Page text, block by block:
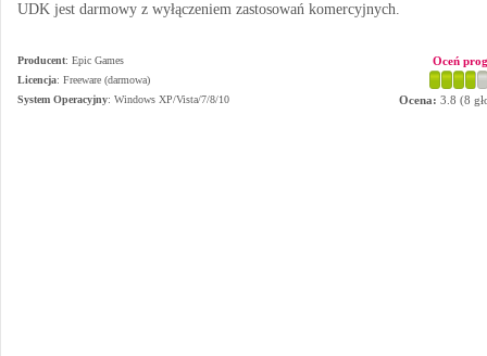
UDK jest darmowy z wyłączeniem zastosowań komercyjnych.
Producent: Epic Games
Licencja: Freeware (darmowa)
System Operacyjny: Windows XP/Vista/7/8/10
Oceń
Ocena: 3.8 (8